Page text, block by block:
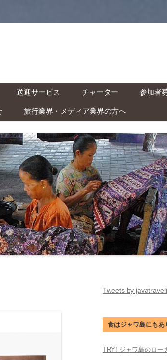
送迎サービス
空港送迎
駅送迎
都市間送迎
チャーター
車チャーター ( ドライバー付
バイクチャーター ( ドライ
ー付レンタルバイク )
参加者
ダー
をお持ちの方へ
へ
れの方へ
旅行業界・メディア業界の方へ
Tweets by
食はジャワ島にもあ
TRY! ジャワ島のロー